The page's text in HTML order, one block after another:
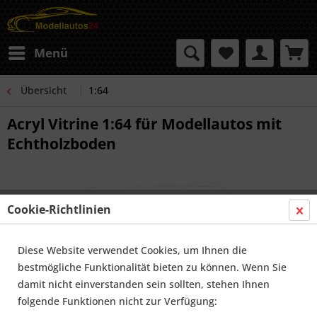
Menü
Übersicht 1:64
Acryl Vitrine 1:64 für Modellautos mit
Echtholzboden
Cookie-Richtlinien
Diese Website verwendet Cookies, um Ihnen die
bestmögliche Funktionalität bieten zu können. Wenn Sie
damit nicht einverstanden sein sollten, stehen Ihnen
folgende Funktionen nicht zur Verfügung: